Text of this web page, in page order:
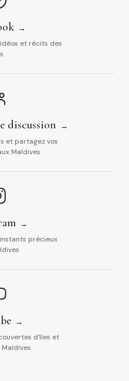
et récits des
discussion
et partagez vos
Maldives
précieux
d'îles et